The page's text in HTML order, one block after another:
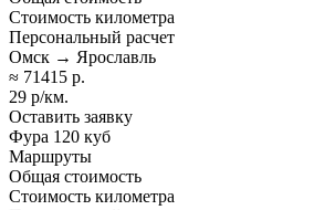
Стоимость километра
Персональный расчет
Омск → Ярославль
≈ 71415 р.
29 р/км.
Оставить заявку
Фура 120 куб
Маршруты
Общая стоимость
Стоимость километра